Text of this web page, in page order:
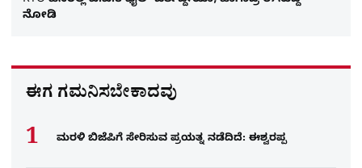
ನೋಡಿ
ಈಗ ಗಮನಿಸಬೇಕಾದವು
ಮರಳಿ ಬಿಜೆಪಿಗೆ ಸೇರಿಸುವ ಪ್ರಯತ್ನ ನಡೆದಿದೆ: ಈಶ್ವರಪ್ಪ